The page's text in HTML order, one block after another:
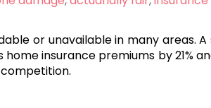
or unavailable in many areas.
insurance premiums by 21%